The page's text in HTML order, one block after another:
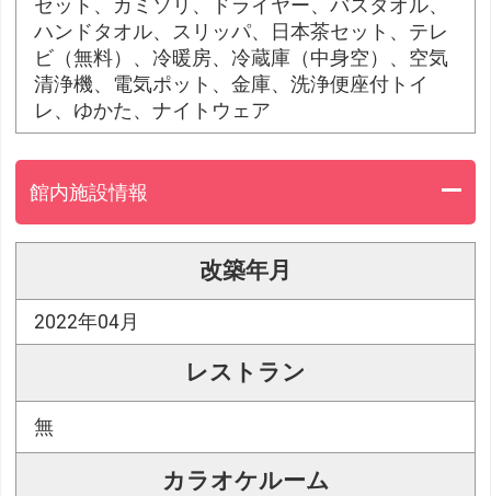
セット、カミソリ、ドライヤー、バスタオル、
ハンドタオル、スリッパ、日本茶セット、テレ
ビ（無料）、冷暖房、冷蔵庫（中身空）、空気
清浄機、電気ポット、金庫、洗浄便座付トイ
レ、ゆかた、ナイトウェア
館内施設情報
改築年月
2022年04月
レストラン
無
カラオケルーム